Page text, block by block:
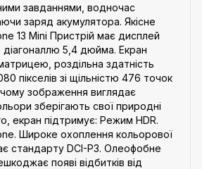
завданнями, водночас
заряд акумулятора. Якісне
13 Mini Пристрій має дисплей
діагоналлю 5,4 дюйма. Екран
роздільна здатність
пікселів зі щільністю 476 точок
зображення виглядає
зберігають свої природні
екран підтримує: Режим HDR.
Широке охоплення кольорової
стандарту DCI-P3. Олеофобне
появі відбитків від